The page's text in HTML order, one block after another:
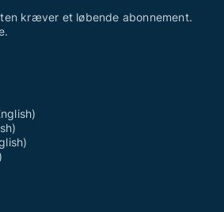
kræver et løbende abonnement.